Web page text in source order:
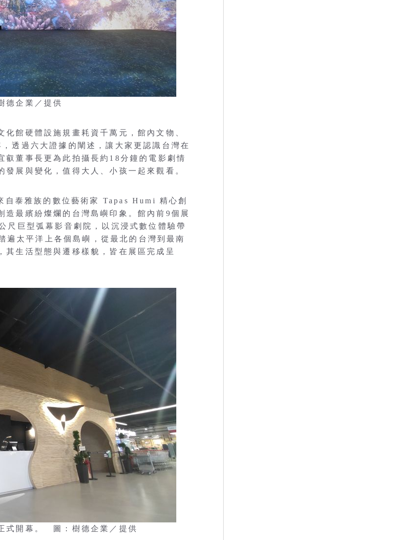
德企業／提供
館硬體設施規畫耗資千萬元，館內文物、
透過六大證據的闡述，讓大家更認識台灣在
叡董事長更為此拍攝長約18分鐘的電影劇情
展與變化，值得大人、小孩一起來觀看。
泰雅族的數位藝術家 Tapas Humi 精心創
最繽紛燦爛的台灣島嶼印象。館內前9個展
尺巨型弧幕影音劇院，以沉浸式數位體驗帶
太平洋上各個島嶼，從最北的台灣到最南
其生活型態與遷移樣貌，皆在展區完成呈
式開幕。 圖：樹德企業／提供